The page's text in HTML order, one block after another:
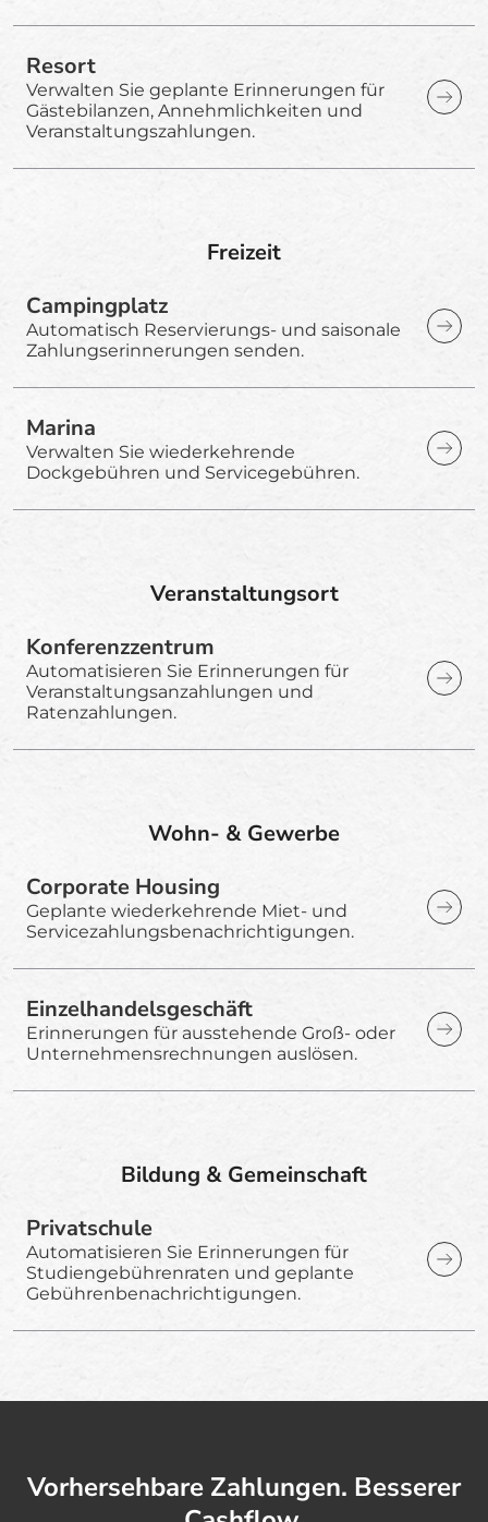
Resort
Verwalten Sie geplante Erinnerungen für
Gästebilanzen, Annehmlichkeiten und
Veranstaltungszahlungen.
Freizeit
Campingplatz
Automatisch Reservierungs- und saisonale
Zahlungserinnerungen senden.
Marina
Verwalten Sie wiederkehrende
Dockgebühren und Servicegebühren.
Veranstaltungsort
Konferenzzentrum
Automatisieren Sie Erinnerungen für
Veranstaltungsanzahlungen und
Ratenzahlungen.
Wohn- & Gewerbe
Corporate Housing
Geplante wiederkehrende Miet- und
Servicezahlungsbenachrichtigungen.
Einzelhandelsgeschäft
Erinnerungen für ausstehende Groß- oder
Unternehmensrechnungen auslösen.
Bildung & Gemeinschaft
Privatschule
Automatisieren Sie Erinnerungen für
Studiengebührenraten und geplante
Gebührenbenachrichtigungen.
Vorhersehbare Zahlungen. Besserer